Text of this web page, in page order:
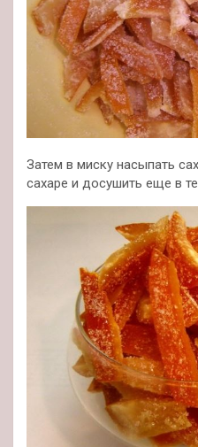
Затем в миску насыпать
сахаре и досушить еще в